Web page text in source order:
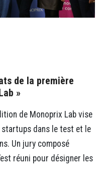
de la première
»
de Monoprix Lab vise
dans le test et le
Un jury composé
réuni pour désigner les